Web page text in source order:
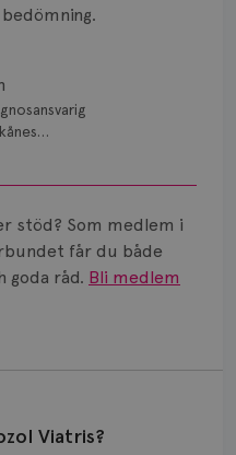
stöd? Som medlem i
får du både
goda råd. Bli medlem
Viatris?